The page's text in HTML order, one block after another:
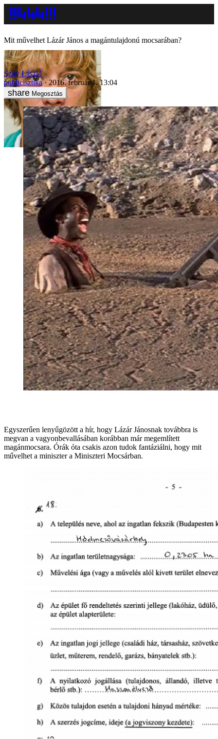
Mit művelhet Lázár János a magántulajdonú mocsarában?
Szily László
publicisztika
2016. február 1. 13:04
Megosztás
Egyszerűen lenyűgözött a hír, hogy Lázár Jánosnak továbbra is
megvan a vagyonbevallásában korábban már megemlített
magánmocsara. Órák óta csakis azon tudok fantáziálni, hogy mit
művelhet a miniszter a Miniszteri Mocsárban.